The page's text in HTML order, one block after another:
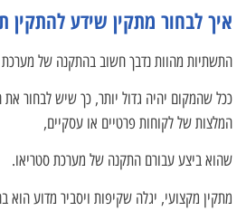
איך לבחור מתקין שידע להתקין
התשתיות מהוות נדבך חשוב בהתקנה של מערכת
ככל שהמקום יהיה גדול יותר, כך שיש לבחור
המלצות של לקוחות פרטיים או עסקיים,
שהוא ביצע עבורם התקנה של מערכת סטריאו.
מתקין מקצועי, יגלה שקיפות ויסביר מדוע הוא